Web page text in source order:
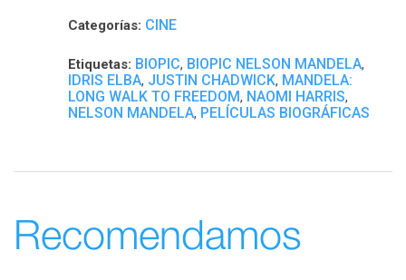
Categorías: CINE
Etiquetas: BIOPIC, BIOPIC NELSON MANDELA,
IDRIS ELBA, JUSTIN CHADWICK, MANDELA:
LONG WALK TO FREEDOM, NAOMI HARRIS,
NELSON MANDELA, PELÍCULAS BIOGRÁFICAS
Recomendamos